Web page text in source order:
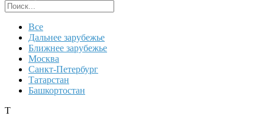
Все
Дальнее зарубежье
Ближнее зарубежье
Москва
Санкт-Петербург
Татарстан
Башкортостан
Т